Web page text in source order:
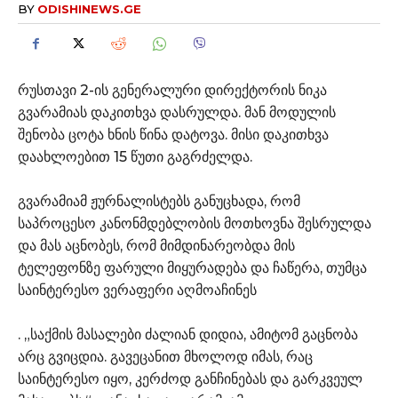
BY ODISHINEWS.GE
რუსთავი 2-ის გენერალური დირექტორის ნიკა
გვარამიას დაკითხვა დასრულდა. მან მოდულის
შენობა ცოტა ხნის წინა დატოვა. მისი დაკითხვა
დაახლოებით 15 წუთი გაგრძელდა.
გვარამიამ ჟურნალისტებს განუცხადა, რომ
საპროცესო კანონმდებლობის მოთხოვნა შესრულდა
და მას აცნობეს, რომ მიმდინარეობდა მის
ტელეფონზე ფარული მიყურადება და ჩაწერა, თუმცა
საინტერესო ვერაფერი აღმოაჩინეს
. „საქმის მასალები ძალიან დიდია, ამიტომ გაცნობა
არც გვიცდია. გავეცანით მხოლოდ იმას, რაც
საინტერესო იყო, კერძოდ განჩინებას და გარკვეულ